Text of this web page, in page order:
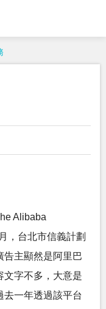
Alibaba
，台北市信義計劃
告主顯然是阿里巴
文字不多，大意是
去一年透過該平台